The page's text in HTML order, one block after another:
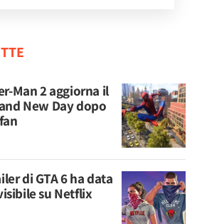
Man 2 aggiorna il
New Day dopo
di GTA 6 ha data
su Netflix